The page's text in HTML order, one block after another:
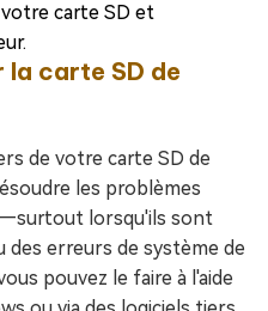
carte SD et
la carte SD de
de votre carte SD de
les problèmes
lorsqu'ils sont
des erreurs de système de
pouvez le faire à l'aide